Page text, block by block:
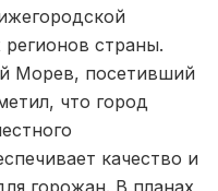
страны.
Морев, посетивший
что город
качество и
горожан. В планах